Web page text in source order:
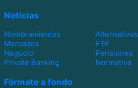
Noticias
Nombramientos
Alternativos
Mercados
ETF
Negocio
Pensiones
Private Banking
Normativa
Fórmate a fondo